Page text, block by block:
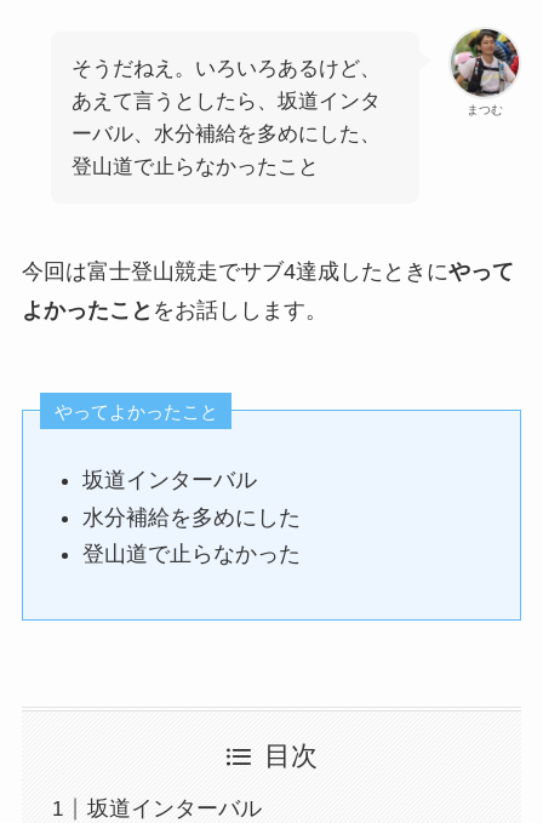
まつむ
そうだねえ。いろいろあるけど、
あえて言うとしたら、坂道インタ
ーバル、水分補給を多めにした、
登山道で止らなかったこと
今回は富士登山競走でサブ4達成したときにやって
よかったこと をお話しします。
やってよかったこと
坂道インターバル
水分補給を多めにした
登山道で止らなかった
目次
坂道インターバル